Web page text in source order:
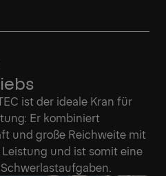
ist der ideale Kran für
Er kombiniert
und große Reichweite mit
und ist somit eine